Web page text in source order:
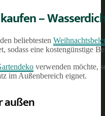
–
beliebtesten
sodass eine kostengünstige
verwenden möchte,
im Außenbereich eignet.
außen